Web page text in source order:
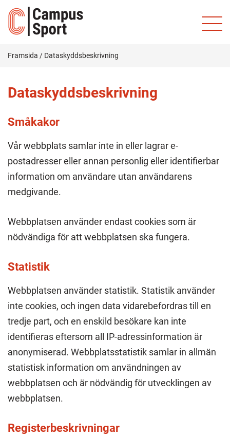
Framsida / Dataskyddsbeskrivning
Dataskyddsbeskrivning
Småkakor
Vår webbplats samlar inte in eller lagrar e-
postadresser eller annan personlig eller identifierbar
information om användare utan användarens
medgivande.
Webbplatsen använder endast cookies som är
nödvändiga för att webbplatsen ska fungera.
Statistik
Webbplatsen använder statistik. Statistik använder
inte cookies, och ingen data vidarebefordras till en
tredje part, och en enskild besökare kan inte
identifieras eftersom all IP-adressinformation är
anonymiserad. Webbplatsstatistik samlar in allmän
statistisk information om användningen av
webbplatsen och är nödvändig för utvecklingen av
webbplatsen.
Registerbeskrivningar